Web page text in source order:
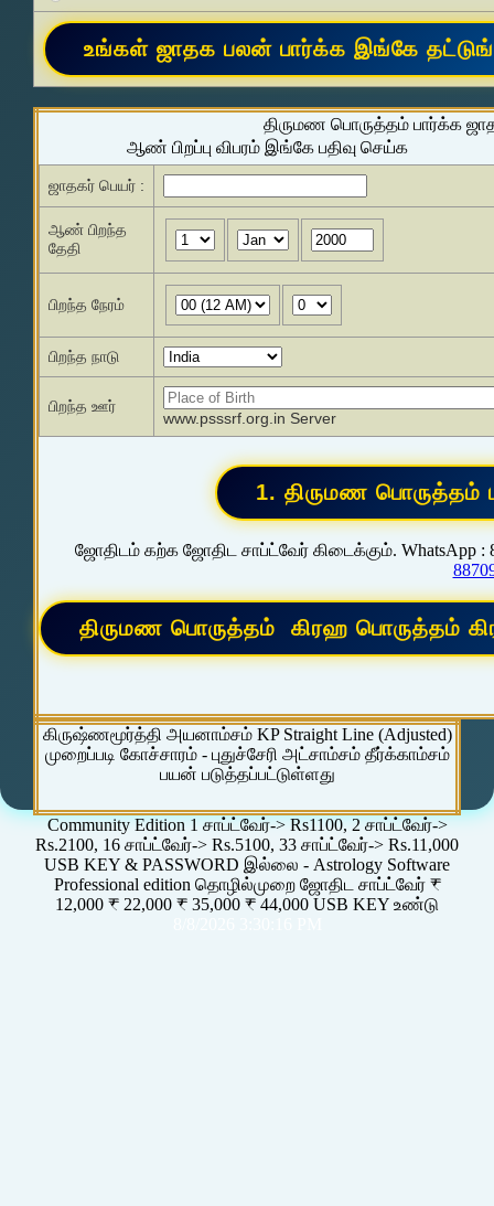
திருமண பொருத்தம் பார்க்க
ஆண் பிறப்பு விபரம் இங்கே பதிவு செய்க
ஜாதகர் பெயர் :
ஆண் பிறந்த
தேதி
பிறந்த நேரம்
பிறந்த நாடு
பிறந்த ஊர்
www.psssrf.org.in Server
ஜோதிடம் கற்க ஜோதிட சாப்ட்வேர் கிடைக்கும். WhatsApp :
கிருஷ்ணமூர்த்தி அயனாம்சம் KP Straight Line (Adjusted)
முறைப்படி கோச்சாரம் - புதுச்சேரி அட்சாம்சம் தீர்க்காம்சம்
பயன் படுத்தப்பட்டுள்ளது
Community Edition 1 சாப்ட்வேர்-> Rs1100, 2 சாப்ட்வேர்->
Rs.2100, 16 சாப்ட்வேர்-> Rs.5100, 33 சாப்ட்வேர்-> Rs.11,000
USB KEY & PASSWORD இல்லை - Astrology Software
Professional edition தொழில்முறை ஜோதிட சாப்ட்வேர் ₹
12,000 ₹ 22,000 ₹ 35,000 ₹ 44,000 USB KEY உண்டு